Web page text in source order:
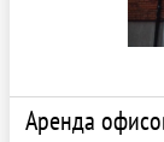
Аренда